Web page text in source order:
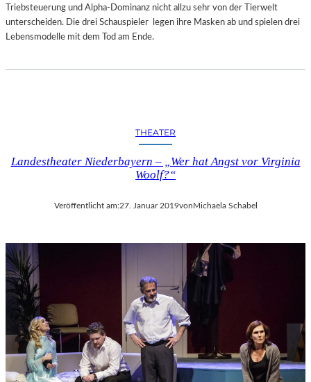
Triebsteuerung und Alpha-Dominanz nicht allzu sehr von der Tierwelt
unterscheiden. Die drei Schauspieler legen ihre Masken ab und spielen drei
Lebensmodelle mit dem Tod am Ende.
THEATER
Landestheater Niederbayern – „Wer hat Angst vor Virginia
Woolf?“
Veröffentlicht am:27. Januar 2019vonMichaela Schabel